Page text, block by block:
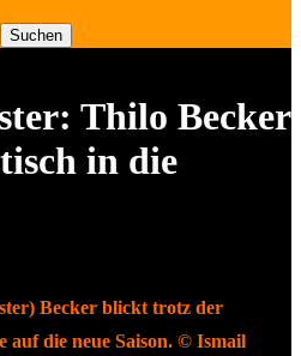
Suchen
Thilo Becker
in die
Becker blickt trotz der
auf die neue Saison. © Ismail